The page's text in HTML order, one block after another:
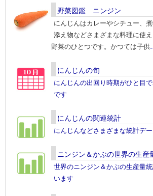
野菜図鑑 ニンジン
にんじんはカレーやシチュー、
添え物などさまざまな料理に使
野菜のひとつです。かつては子供
にんじんの旬
にんじんの出回り時期がひと目
です
にんじんの関連統計
にんじんなどさまざまな統計デ
ニンジン＆かぶの世界の生産
世界のニンジン＆かぶの生産量
います